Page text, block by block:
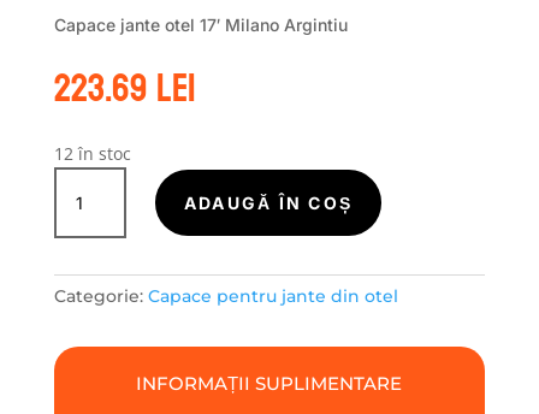
Capace jante otel 17′ Milano Argintiu
223.69lei
12 în stoc
Cantitate
Capace
jante
17'
Argintiu
ADAUGĂ ÎN COȘ
Categorie: Capace pentru jante din otel
INFORMAȚII SUPLIMENTARE